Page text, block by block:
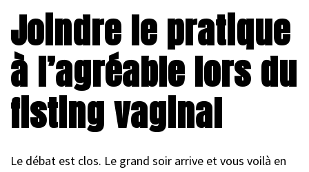
Joindre le pratique
à l’agréable lors du
fisting vaginal
Le débat est clos. Le grand soir arrive et vous voilà en